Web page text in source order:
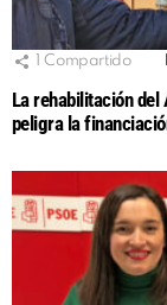
Compartido
La rehabilitación
peligra la